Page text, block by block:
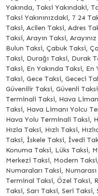
Yakında, Taksi Yakındaki,
Taksi Yakınınızdaki, 7 24
Taksi, Acilen Taksi, Adres
Taksi, Arayın Taksi,
Bulun Taksi, Çabuk Taksi,
Taksi, Durağı Taksi, Durak
Taksi, En Yakında Taksi, En
Taksi, Gece Taksi, Gececi
Güvenilir Taksi, Güvenli
Terminali Taksi, Hava
Taksi, Hava Limanı Yolcu
Hava Yolu Terminali Taksi,
Hızla Taksi, Hızlı Taksi,
Taksi, İskele Taksi, İvedi
Konuma Taksi, Lüks Taksi,
Merkezi Taksi, Modern
Numaraları Taksi,
Terminal Taksi, Özel Taksi,
Taksi, Sarı Taksi, Seri